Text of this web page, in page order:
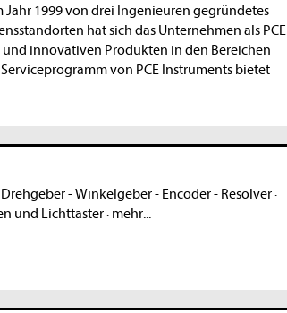
Jahr 1999 von drei Ingenieuren gegründetes
hat sich das Unternehmen als PCE
innovativen Produkten in den Bereichen
von PCE Instruments bietet
Drehgeber - Winkelgeber - Encoder - Resolver·
und Lichttaster· mehr...